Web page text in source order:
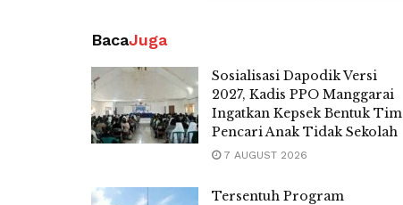
BacaJuga
Sosialisasi Dapodik Versi
2027, Kadis PPO Manggarai
Ingatkan Kepsek Bentuk Tim
Pencari Anak Tidak Sekolah
7 AUGUST 2026
Tersentuh Program